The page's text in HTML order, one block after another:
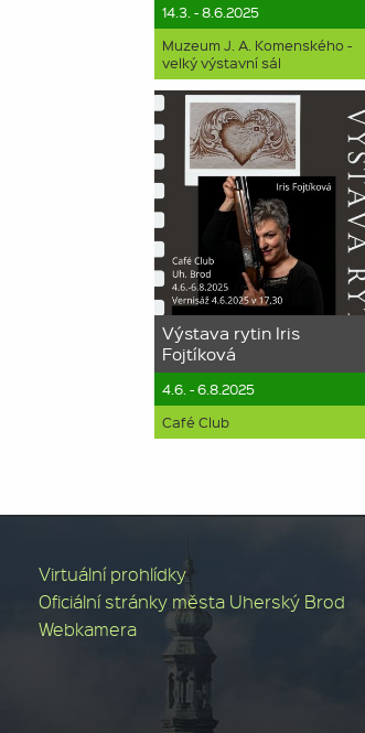
14.3. - 8.6.2025
Muzeum J. A. Komenského -
velký výstavní sál
Výstava rytin Iris
Fojtíková
4.6. - 6.8.2025
Café Club
Virtuální prohlídky
Oficiální stránky města Uherský Brod
Webkamera